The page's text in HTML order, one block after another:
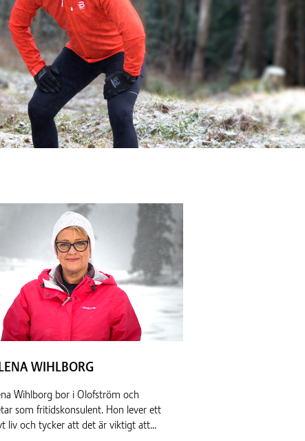
WIHLBORG
Wihlborg bor i Olofström och
som fritidskonsulent. Hon lever ett
liv och tycker att det är viktigt att...